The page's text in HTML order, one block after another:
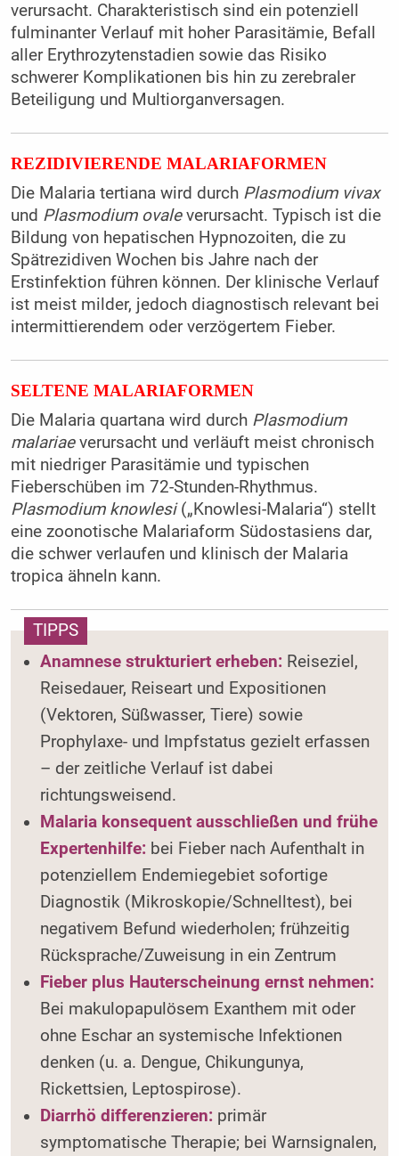
verursacht. Charakteristisch sind ein potenziell
fulminanter Verlauf mit hoher Parasitämie, Befall
aller Erythrozytenstadien sowie das Risiko
schwerer Komplikationen bis hin zu zerebraler
Beteiligung und Multiorganversagen.
REZIDIVIERENDE MALARIAFORMEN
Die Malaria tertiana wird durch Plasmodium vivax
und Plasmodium ovaleverursacht. Typisch ist die
Bildung von hepatischen Hypnozoiten, die zu
Spätrezidiven Wochen bis Jahre nach der
Erstinfektion führen können. Der klinische Verlauf
ist meist milder, jedoch diagnostisch relevant bei
intermittierendem oder verzögertem Fieber.
SELTENE MALARIAFORMEN
Die Malaria quartana wird durch Plasmodium
malariaeverursacht und verläuft meist chronisch
mit niedriger Parasitämie und typischen
Fieberschüben im 72-Stunden-Rhythmus.
Plasmodium knowlesi(„Knowlesi-Malaria“) stellt
eine zoonotische Malariaform Südostasiens dar,
die schwer verlaufen und klinisch der Malaria
tropica ähneln kann.
TIPPS
Anamnese strukturiert erheben: Reiseziel,
Reisedauer, Reiseart und Expositionen
(Vektoren, Süßwasser, Tiere) sowie
Prophylaxe- und Impfstatus gezielt erfassen
– der zeitliche Verlauf ist dabei
richtungsweisend.
Malaria konsequent ausschließen und frühe
Expertenhilfe: bei Fieber nach Aufenthalt in
potenziellem Endemiegebiet sofortige
Diagnostik (Mikroskopie/Schnelltest), bei
negativem Befund wiederholen; frühzeitig
Rücksprache/Zuweisung in ein Zentrum
Fieber plus Hauterscheinung ernst nehmen:
Bei makulopapulösem Exanthem mit oder
ohne Eschar an systemische Infektionen
denken (u. a. Dengue, Chikungunya,
Rickettsien, Leptospirose).
Diarrhö differenzieren: primär
symptomatische Therapie; bei Warnsignalen,